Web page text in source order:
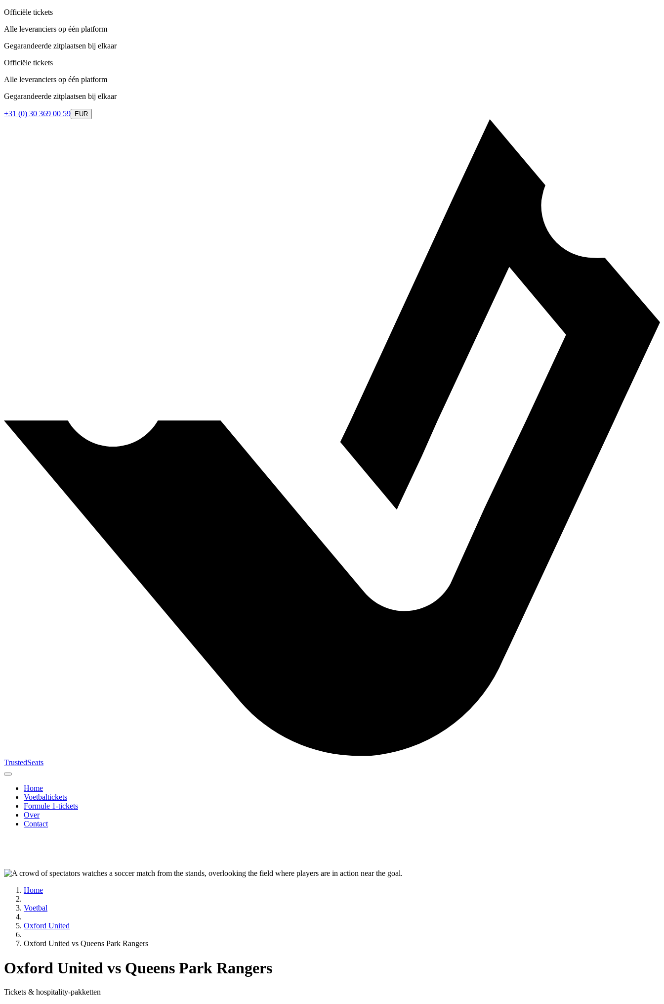
Officiële tickets
Alle leveranciers op één platform
Gegarandeerde zitplaatsen bij elkaar
Officiële tickets
Alle leveranciers op één platform
Gegarandeerde zitplaatsen bij elkaar
+31 (0) 30 369 00 59 EUR
TrustedSeats
Home
Voetbaltickets
Formule 1-tickets
Over
Contact
Home
Voetbal
Oxford United
Oxford United vs Queens Park Rangers
Oxford United vs Queens Park Rangers
Tickets & hospitality-pakketten